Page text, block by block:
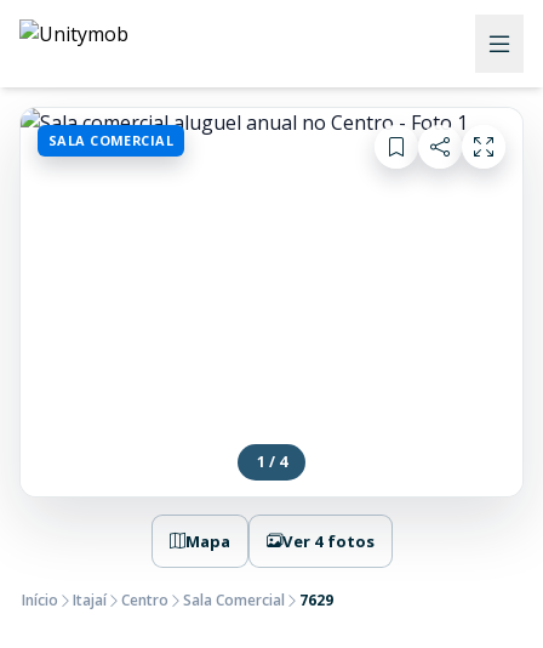
SALA COMERCIAL
1 / 4
Mapa Ver 4 fotos
Início Itajaí Centro Sala Comercial 7629